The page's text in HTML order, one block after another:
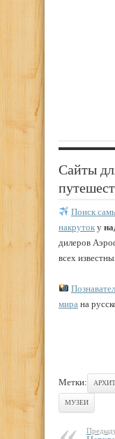
Сайты
Поиск
накруток у
дилеров
всех
мира на
Метки:
МУЗЕИ